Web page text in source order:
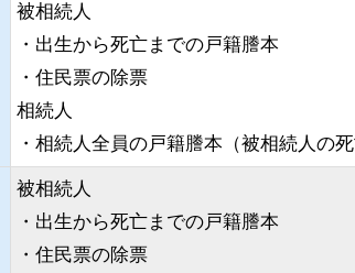
被相続人
・出生から死亡までの戸籍謄本
・住民票の除票
相続人
・相続人全員の戸籍謄本（被相続人の死
被相続人
・出生から死亡までの戸籍謄本
・住民票の除票